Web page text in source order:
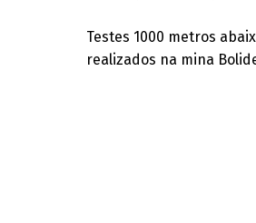
Testes 1000 metros
realizados na mina